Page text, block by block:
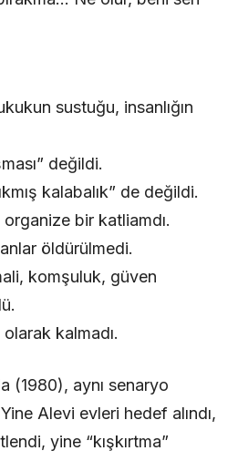
sustuğu, insanlığın
değildi.
kalabalık” de değildi.
bir katliamdı.
öldürülmedi.
komşuluk, güven
kalmadı.
(1980), aynı senaryo
Alevi evleri hedef alındı,
yine “kışkırtma”